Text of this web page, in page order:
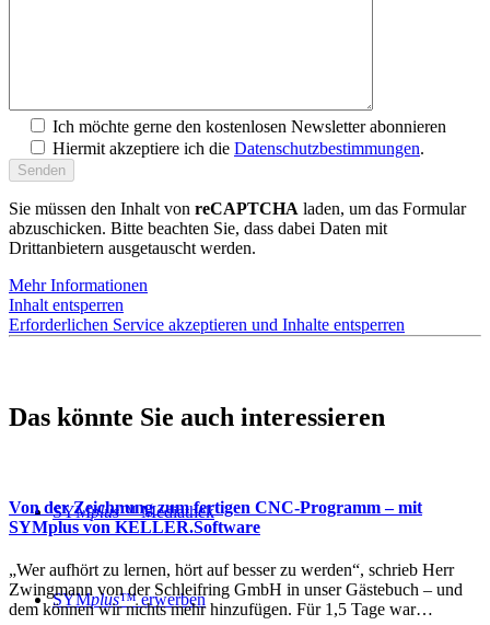
SYMplus™ Mediathek
SYMplus™ erwerben
Ich möchte gerne den kostenlosen Newsletter abonnieren
Hiermit akzeptiere ich die Datenschutzbestimmungen.
Sie müssen den Inhalt von reCAPTCHA laden, um das Formular
abzuschicken. Bitte beachten Sie, dass dabei Daten mit
Drittanbietern ausgetauscht werden.
Mehr Informationen
Inhalt entsperren
Erforderlichen Service akzeptieren und Inhalte entsperren
Das könnte Sie auch interessieren
Von der Zeichnung zum fertigen CNC-Programm – mit
SYMplus von KELLER.Software
„Wer aufhört zu lernen, hört auf besser zu werden“, schrieb Herr
Zwingmann von der Schleifring GmbH in unser Gästebuch – und
dem können wir nichts mehr hinzufügen. Für 1,5 Tage war…